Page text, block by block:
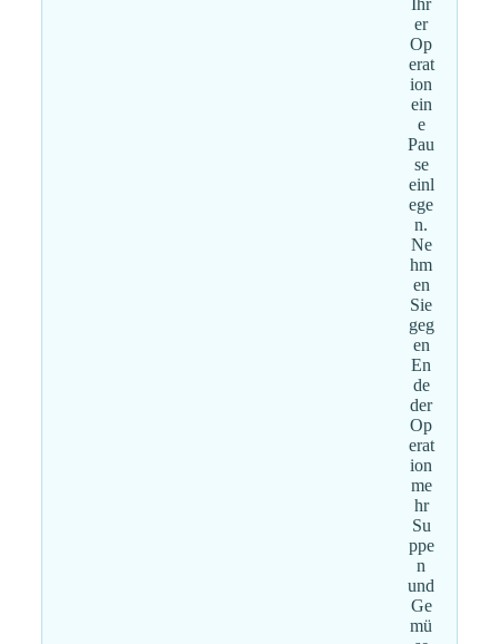
Ihr
er
Op
erat
ion
ein
e
Pau
se
einl
ege
n.
Ne
hm
en
Sie
geg
en
En
de
der
Op
erat
ion
me
hr
Su
ppe
n
und
Ge
mü